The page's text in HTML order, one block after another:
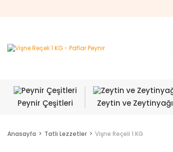
Peynir Çeşitleri Zeytin ve Zeytinyağı
Anasayfa Tatlı Lezzetler Vişne Reçeli 1 KG